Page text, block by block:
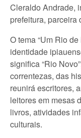
Cleraldo Andrade,
prefeitura, parceira
O tema “Um Rio
identidade
significa “Rio
correntezas, das
reunirá escritores,
leitores em mesas
livros, atividades
culturais.